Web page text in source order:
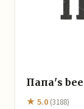
Папа's
★ 5.0 (3188)